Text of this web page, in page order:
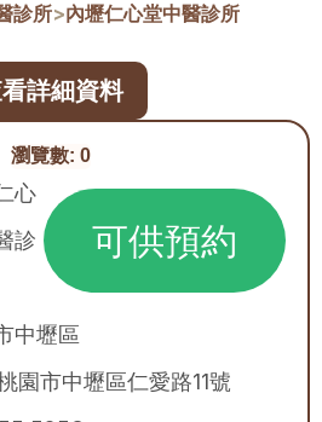
診所>內壢仁心堂中醫診所
瀏覽數: 0
心
診
可供預約
中壢區
園市中壢區仁愛路11號
詳細資料